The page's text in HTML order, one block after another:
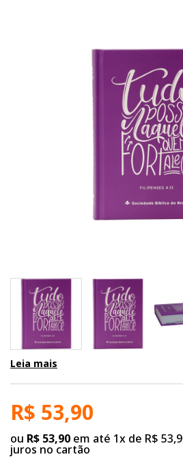
Leia mais
R$ 53,90
ou R$ 53,90 em até 1x de R$
juros no cartão